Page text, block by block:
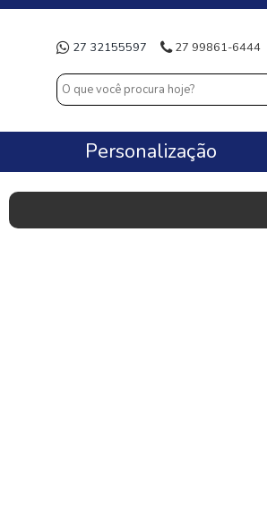
27 32155597 27 99861-6444
Personalização